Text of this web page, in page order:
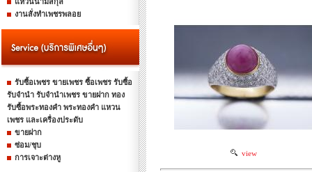
งานสั่งทำเพชรพลอย
รับซื้อเพชร ขายเพชร ซื้อเพชร รับซื้อ
รับจำนำ รับจำนำเพชร ขายฝาก ทอง
รับซื้อพระทองคำ พระทองคำ แหวน
เพชร และเครื่องประดับ
ขายฝาก
ซ่อม/ชุบ
การเจาะต่างหู
view